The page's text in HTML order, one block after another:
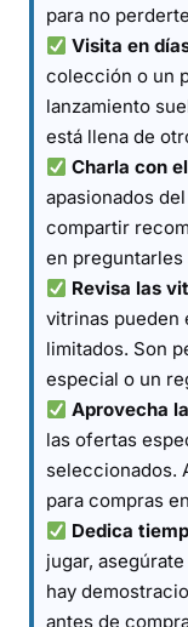
para no
Visita en
colección o un
lanzamiento
está llena de
Charla con
apasionados
compartir
en
Revisa las
vitrinas pueden
limitados. Son
especial o un
Aprovecha
las ofertas
seleccionados.
para compras
Dedica
jugar,
hay
antes de